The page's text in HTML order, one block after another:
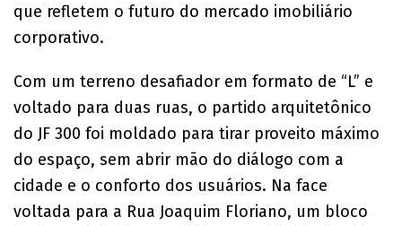
que refletem o futuro do mercado imobiliário
corporativo.
Com um terreno desafiador em formato de “L” e
voltado para duas ruas, o partido arquitetônico
do JF 300 foi moldado para tirar proveito máximo
do espaço, sem abrir mão do diálogo com a
cidade e o conforto dos usuários. Na face
voltada para a Rua Joaquim Floriano, um bloco